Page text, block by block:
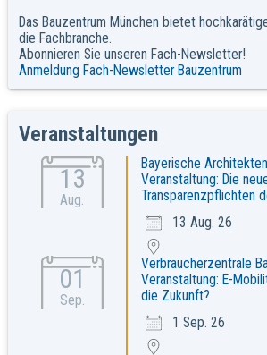
Das Bauzentrum München bietet
die Fachbranche.
Abonnieren Sie unseren Fach-Newsletter!
Anmeldung Fach-Newsletter Bauzentrum
Veranstaltungen
13
Aug.
Bayerische
Veranstaltung: Die
Transparenzpflichten
13 Aug. 26
01
Sep.
Verbraucherzentrale
Veranstaltung: E-
die Zukunft?
1 Sep. 26